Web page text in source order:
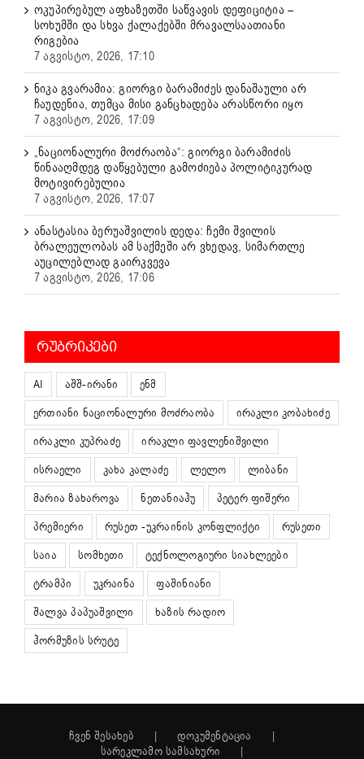
ოკუპირებულ აფხაზეთში საწვავის დეფიციტია –
სოხუმში და სხვა ქალაქებში მრავალსაათიანი
რიგებია
7 აგვისტო, 2026, 17:10
ნიკა გვარამია: გიორგი ბარამიძეს დანაშაული არ
ჩაუდენია, თუმცა მისი განცხადება არასწორი იყო
7 აგვისტო, 2026, 17:09
„ნაციონალური მოძრაობა“: გიორგი ბარამიძის
წინააღმდეგ დაწყებული გამოძიება პოლიტიკურად
მოტივირებულია
7 აგვისტო, 2026, 17:07
ანასტასია ბერუაშვილის დედა: ჩემი შვილის
ბრალეულობას ამ საქმეში არ ვხედავ, სიმართლე
აუცილებლად გაირკვევა
7 აგვისტო, 2026, 17:06
ᲠᲣᲑᲠᲘᲙᲔᲑᲘ
AI აშშ-ირანი
ენმ
ერთიანი ნაციონალური მოძრაობა
ირაკლი კობახიძე
ირაკლი კუპრაძე
ირაკლი ფავლენიშვილი
ისრაელი
კახა კალაძე ლელო
ლიბანი
მარია ზახაროვა
ნეთანიაჰუ
პეტერ ფიშერი
პრემიერი
რუსეთ -უკრაინის კონფლიქტი
რუსეთი
საია
სომხეთი
ტექნოლოგიური სიახლეები
ტრამპი
უკრაინა
ფაშინიანი
შალვა პაპუაშვილი
ხაზის რადიო
ჰორმუზის სრუტე
ჩვენ შესახებ
დოკუმენტაცია
სარეკლამო სამსახური